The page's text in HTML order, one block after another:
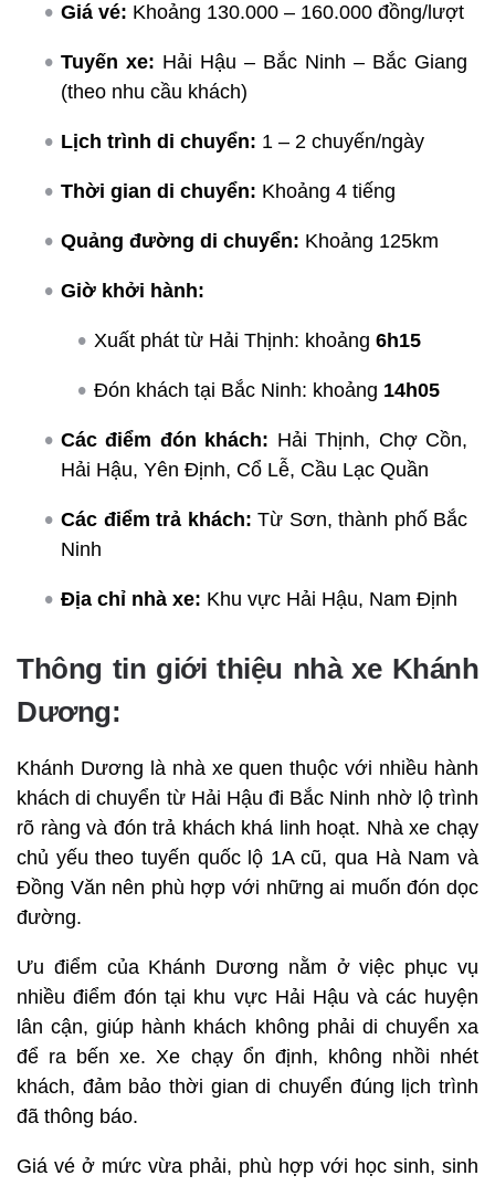
Giá vé: Khoảng 130.000 – 160.000 đồng/lượt
Tuyến xe: Hải Hậu – Bắc Ninh – Bắc Giang
(theo nhu cầu khách)
Lịch trình di chuyển: 1 – 2 chuyến/ngày
Thời gian di chuyển: Khoảng 4 tiếng
Quảng đường di chuyển: Khoảng 125km
Giờ khởi hành:
Xuất phát từ Hải Thịnh: khoảng 6h15
Đón khách tại Bắc Ninh: khoảng 14h05
Các điểm đón khách: Hải Thịnh, Chợ Cồn,
Hải Hậu, Yên Định, Cổ Lễ, Cầu Lạc Quần
Các điểm trả khách: Từ Sơn, thành phố Bắc
Ninh
Địa chỉ nhà xe: Khu vực Hải Hậu, Nam Định
Thông tin giới thiệu nhà xe Khánh
Dương:
Khánh Dương là nhà xe quen thuộc với nhiều hành
khách di chuyển từ Hải Hậu đi Bắc Ninh nhờ lộ trình
rõ ràng và đón trả khách khá linh hoạt. Nhà xe chạy
chủ yếu theo tuyến quốc lộ 1A cũ, qua Hà Nam và
Đồng Văn nên phù hợp với những ai muốn đón dọc
đường.
Ưu điểm của Khánh Dương nằm ở việc phục vụ
nhiều điểm đón tại khu vực Hải Hậu và các huyện
lân cận, giúp hành khách không phải di chuyển xa
để ra bến xe. Xe chạy ổn định, không nhồi nhét
khách, đảm bảo thời gian di chuyển đúng lịch trình
đã thông báo.
Giá vé ở mức vừa phải, phù hợp với học sinh, sinh